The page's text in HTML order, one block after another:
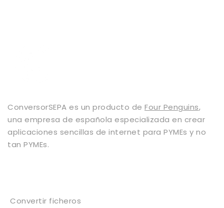
ConversorSEPA es un producto de Four Penguins,
una empresa de española especializada en crear
aplicaciones sencillas de internet para PYMEs y no
tan PYMEs.
Convertir ficheros